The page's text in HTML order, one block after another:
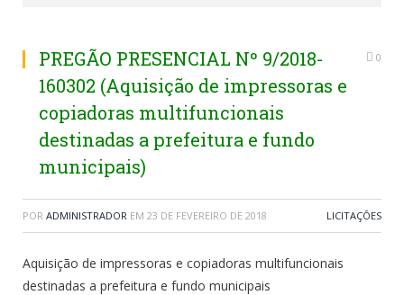
PREGÃO PRESENCIAL Nº 9/2018-
160302 (Aquisição de impressoras e
copiadoras multifuncionais
destinadas a prefeitura e fundo
municipais)
0
POR ADMINISTRADOR EM 23 DE FEVEREIRO DE 2018 LICITAÇÕES
Aquisição de impressoras e copiadoras multifuncionais
destinadas a prefeitura e fundo municipais